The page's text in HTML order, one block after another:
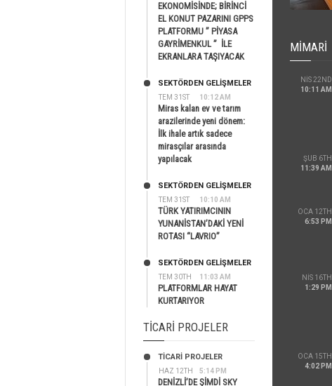
EKONOMİSİNDE; BİRİNCİ
EL KONUT PAZARINI GPPS
PLATFORMU ” PİYASA
GAYRİMENKUL ” İLE
EKRANLARA TAŞIYACAK
TEM 31ST 10:12 AM
SEKTÖRDEN GELIŞMELER
Miras kalan ev ve tarım
arazilerinde yeni dönem:
İlk ihale artık sadece
mirasçılar arasında
yapılacak
TEM 31ST 10:10 AM
SEKTÖRDEN GELIŞMELER
TÜRK YATIRIMCININ
YUNANİSTAN’DAKİ YENİ
ROTASI “LAVRIO”
TEM 30TH 11:03 AM
SEKTÖRDEN GELIŞMELER
PLATFORMLAR HAYAT
KURTARIYOR
TICARI PROJELER
HAZ 12TH 5:14 PM
TİCARİ PROJELER
DENİZLİ’DE ŞİMDİ SKY
MIMARI
NIS 22ND
10:11 AM
ŞUB 6TH
11:39 AM
OCA 12TH
6:53 PM
NIS 16TH
1:29 PM
OCA 15TH
4:02 PM